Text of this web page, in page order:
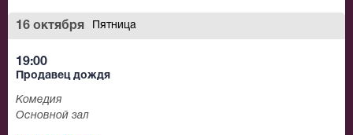
16 октября Пятница
19:00
Продавец дождя
Комедия
Основной зал